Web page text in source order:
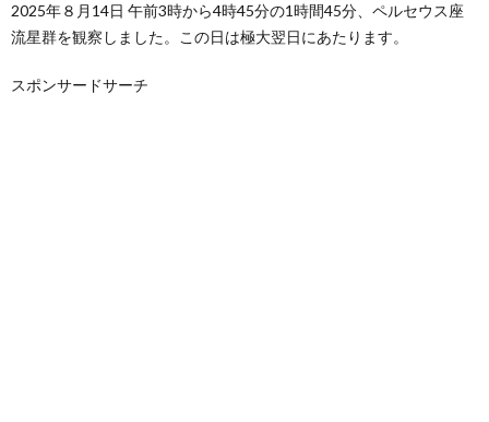
2025年８月14日 午前3時から4時45分の1時間45分、ペルセウス座
流星群を観察しました。この日は極大翌日にあたります。
スポンサードサーチ